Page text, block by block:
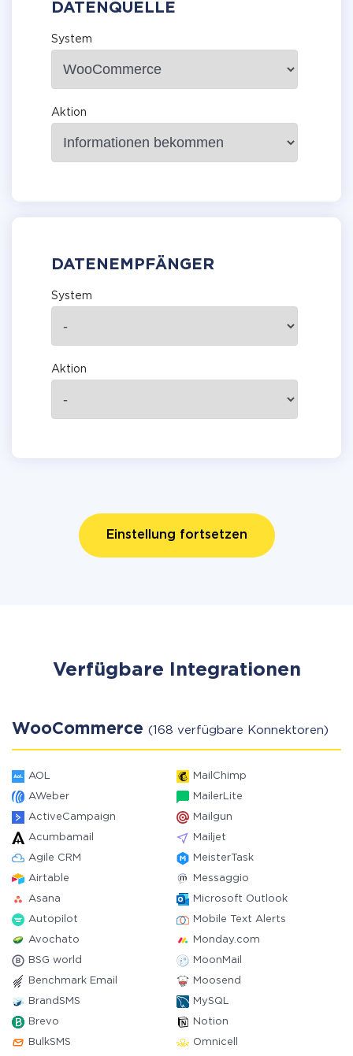
DATENQUELLE
System
Aktion
DATENEMPFÄNGER
System
Aktion
Einstellung fortsetzen
Verfügbare Integrationen
WooCommerce (168 verfügbare Konnektoren)
AOL MailChimp
AWeber MailerLite
ActiveCampaign Mailgun
Acumbamail Mailjet
Agile CRM MeisterTask
Airtable Messaggio
Asana Microsoft Outlook
Autopilot Mobile Text Alerts
Avochato Monday.com
BSG world MoonMail
Benchmark Email Moosend
BrandSMS MySQL
Brevo Notion
BulkSMS Omnicell